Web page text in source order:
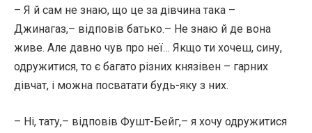
– Я й сам не знаю, що це за дівчина така –
Джинагаз,– відповів батько.– Не знаю й де вона
живе. Але давно чув про неї… Якщо ти хочеш, сину,
одружитися, то є багато різних князівен – гарних
дівчат, і можна посватати будь-яку з них.
– Ні, тату,– відповів Фушт-Бейг,– я хочу одружитися